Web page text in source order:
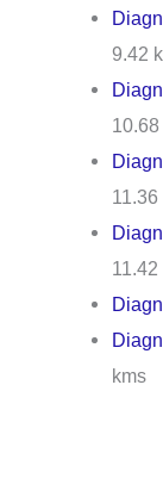
9.42
11.36
11.42
kms